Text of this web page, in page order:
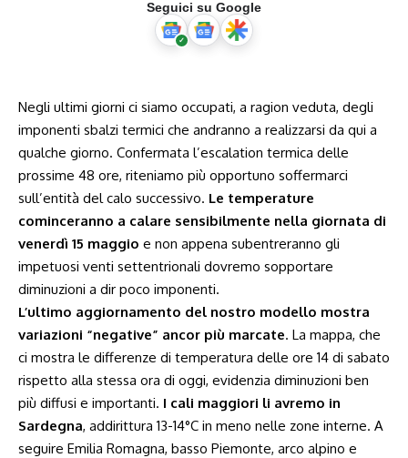
Seguici su Google
Negli ultimi giorni ci siamo occupati, a ragion veduta, degli
imponenti sbalzi termici che andranno a realizzarsi da qui a
qualche giorno. Confermata l’escalation termica delle
prossime 48 ore, riteniamo più opportuno soffermarci
sull’entità del calo successivo. Le temperature
cominceranno a calare sensibilmente nella giornata di
venerdì 15 maggio e non appena subentreranno gli
impetuosi venti settentrionali dovremo sopportare
diminuzioni a dir poco imponenti.
L’ultimo aggiornamento del nostro modello mostra
variazioni “negative” ancor più marcate. La mappa, che
ci mostra le differenze di temperatura delle ore 14 di sabato
rispetto alla stessa ora di oggi, evidenzia diminuzioni ben
più diffusi e importanti. I cali maggiori li avremo in
Sardegna, addirittura 13-14°C in meno nelle zone interne. A
seguire Emilia Romagna, basso Piemonte, arco alpino e